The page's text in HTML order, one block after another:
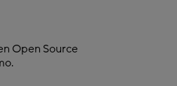
Open Source